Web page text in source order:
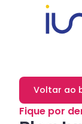
Fique por
Voltar ao